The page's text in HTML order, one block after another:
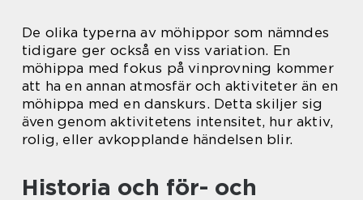
De olika typerna av möhippor som nämndes
tidigare ger också en viss variation. En
möhippa med fokus på vinprovning kommer
att ha en annan atmosfär och aktiviteter än en
möhippa med en danskurs. Detta skiljer sig
även genom aktivitetens intensitet, hur aktiv,
rolig, eller avkopplande händelsen blir.
Historia och för- och